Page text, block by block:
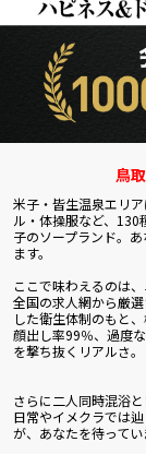
鳥
米子・皆生温泉エリ
ル・体操服など、130
子のソープランド。
ます。
ここで味わえるのは
全国の求人網から厳
した衛生体制のもと
顔出し率99％、過度
を撃ち抜くリアルさ。
さらに二人同時混浴
日常やイメクラでは
が、あなたを待ってい